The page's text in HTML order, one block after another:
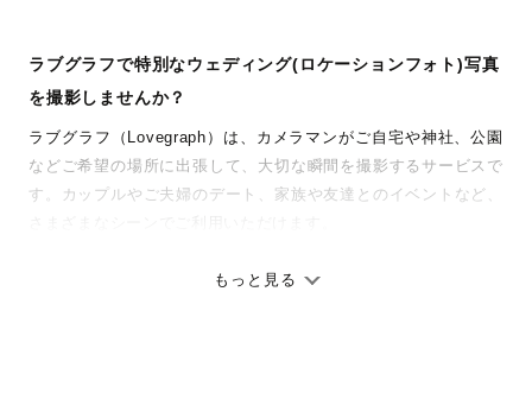
ラブグラフで特別なウェディング(ロケーションフォト)写真
を撮影しませんか？
ラブグラフ（Lovegraph）は、カメラマンがご自宅や神社、公園
などご希望の場所に出張して、大切な瞬間を撮影するサービスで
す。カップルやご夫婦のデート、家族や友達とのイベントなど、
ありのままの空気感を大切に、何十年経っても見返したくなるよ
もっと見る